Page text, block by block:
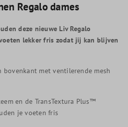
Regalo dames
deze nieuwe Liv Regalo
lekker fris zodat jij kan blijven
bovenkant met ventilerende mesh
en de TransTextura Plus™
je voeten fris